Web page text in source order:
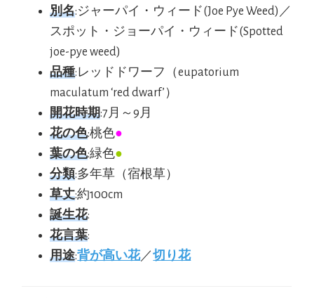
別名:ジャーパイ・ウィード(Joe Pye Weed)／
スポット・ジョーパイ・ウィード(Spotted
joe-pye weed)
品種:レッドドワーフ（eupatorium
maculatum ‘red dwarf’）
開花時期:7月～9月
花の色:桃色●
葉の色:緑色●
分類:多年草（宿根草）
草丈:約100cm
誕生花:
花言葉:
用途:背が高い花／切り花